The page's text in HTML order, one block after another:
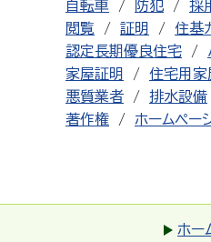
自転車
防犯 採
閲覧
証明 住基
認定長期優良住宅
家屋証明
住宅用家
悪質業者
排水設備
著作権
ホームペー
ホー